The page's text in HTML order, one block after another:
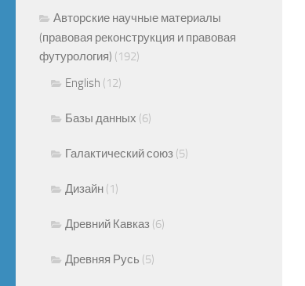
Авторские научные материалы
(правовая реконструкция и правовая
футурология) (192)
English (12)
Базы данных (6)
Галактический союз (5)
Дизайн (1)
Древний Кавказ (6)
Древняя Русь (5)